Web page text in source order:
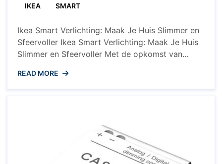
en
Gemak
IKEA SMART
Ikea Smart Verlichting: Maak Je Huis Slimmer en
Sfeervoller Ikea Smart Verlichting: Maak Je Huis
Slimmer en Sfeervoller Met de opkomst van
steeds slimmer. Ikea speelt hierop in met hun
assortiment van smart verlichting, waarmee je
READ MORE